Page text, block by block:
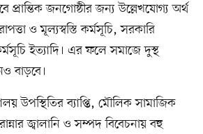
প্রান্তিক জনগোষ্ঠীর জন্য উল্লেখযোগ্য অর্থ
ও মূল্যস্বস্তি কর্মসূচি, সরকারি
ইত্যাদি। এর ফলে সমাজে দুস্থ
বাড়বে।
উপস্থিতির ব্যাপ্তি, মৌলিক সামাজিক
জ্বালানি ও সম্পদ বিবেচনায় বহু